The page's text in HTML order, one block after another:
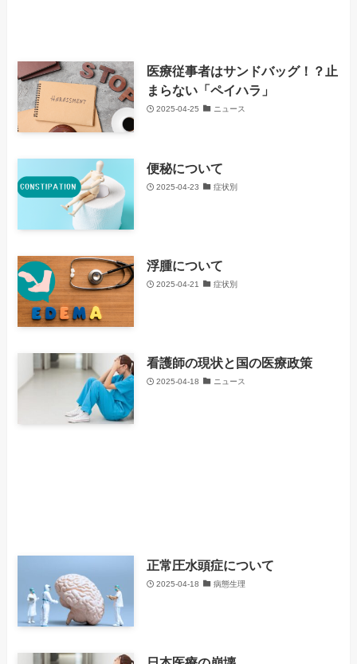
医療従事者はサンドバッグ！？止
まらない「ペイハラ」
2025-04-25 ニュース
便秘について
2025-04-23 症状別
浮腫について
2025-04-21 症状別
看護師の現状と国の医療政策
2025-04-18 ニュース
正常圧水頭症について
2025-04-18 病態生理